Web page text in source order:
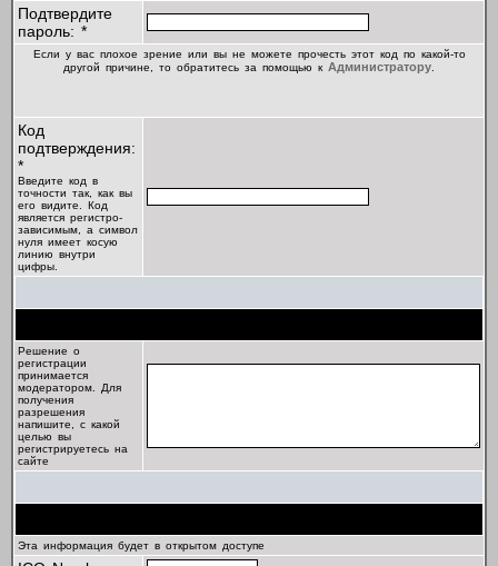
Подтвердите
пароль: *
Если у вас плохое зрение или вы не можете прочесть этот код по какой-то
другой причине, то обратитесь за помощью к Администратору
Код
подтверждения:
*
Введите код в
точности так, как вы
его видите. Код
является регистро-
зависимым, а символ
нуля имеет косую
линию внутри
цифры.
Решение о
регистрации
принимается
модератором. Для
получения
разрешения
напишите, с какой
целью вы
регистрируетесь на
сайте
Эта информация будет в открытом доступе